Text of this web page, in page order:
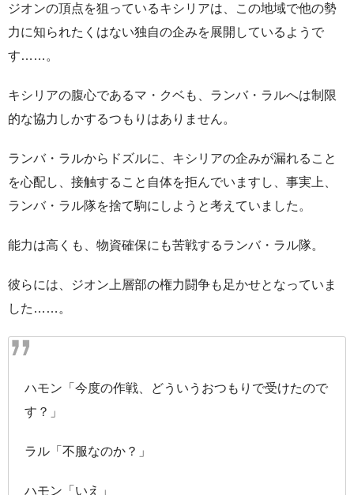
ジオンの頂点を狙っているキシリアは、この地域で他の勢
力に知られたくはない独自の企みを展開しているようで
す……。
キシリアの腹心であるマ・クベも、ランバ・ラルへは制限
的な協力しかするつもりはありません。
ランバ・ラルからドズルに、キシリアの企みが漏れること
を心配し、接触すること自体を拒んでいますし、事実上、
ランバ・ラル隊を捨て駒にしようと考えていました。
能力は高くも、物資確保にも苦戦するランバ・ラル隊。
彼らには、ジオン上層部の権力闘争も足かせとなっていま
した……。
ハモン「今度の作戦、どういうおつもりで受けたので
す？」
ラル「不服なのか？」
ハモン「いえ」